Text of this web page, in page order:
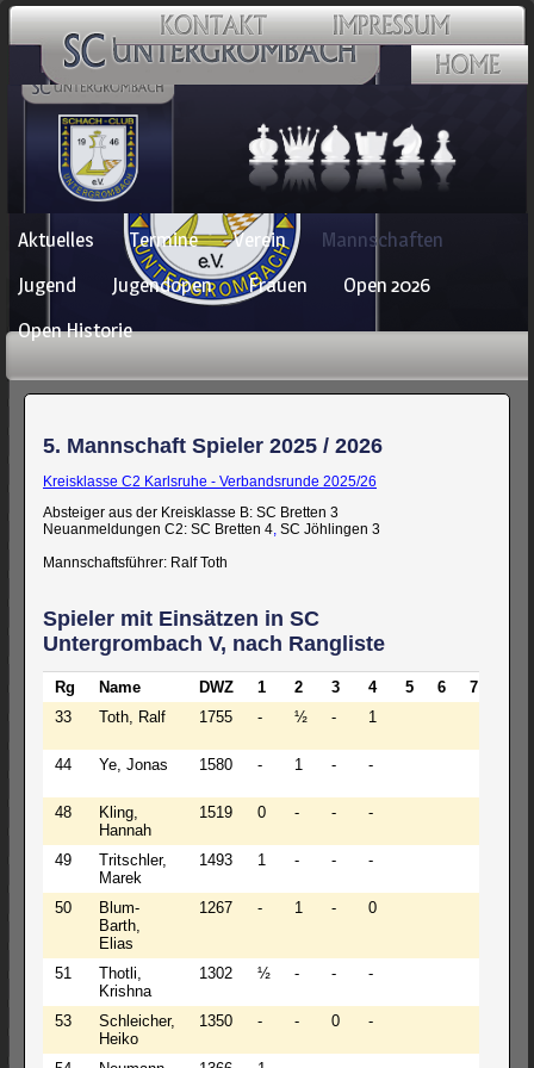
Navigation
überspringen
Aktuelles Termine Verein
Mannschaften
Jugend
Jugendopen Frauen
Open 2026
Open Historie
5. Mannschaft Spieler 2025 / 2026
Kreisklasse C2 Karlsruhe - Verbandsrunde 2025/26
Absteiger aus der Kreisklasse B: SC Bretten 3
Neuanmeldungen C2: SC Bretten 4, SC Jöhlingen 3
Mannschaftsführer: Ralf Toth
Spieler mit Einsätzen in SC
Untergrombach V, nach Rangliste
Rg Name DWZ 1 2 3 4 5 6 7
33
Toth, Ralf 1755 - ½ - 1
44 Ye, Jonas 1580 - 1 - -
48
Kling,
Hannah
1519 0 - - -
49
Tritschler,
Marek
1493 1 - - -
50
Blum-
Barth,
Elias
1267 - 1 - 0
51
Thotli,
Krishna
1302 ½ - - -
53
Schleicher,
Heiko
1350 - - 0 -